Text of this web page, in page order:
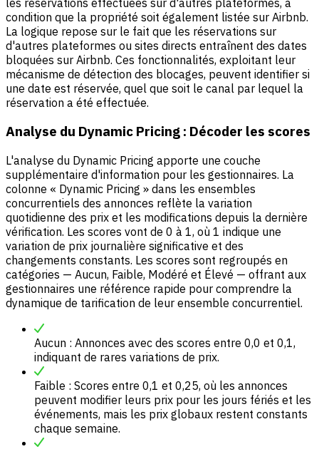
condition que la propriété soit également listée sur Airbnb.
La logique repose sur le fait que les réservations sur
d'autres plateformes ou sites directs entraînent des dates
bloquées sur Airbnb. Ces fonctionnalités, exploitant leur
mécanisme de détection des blocages, peuvent identifier si
une date est réservée, quel que soit le canal par lequel la
réservation a été effectuée.
Analyse du Dynamic Pricing : Décoder les scores
L'analyse du Dynamic Pricing apporte une couche
supplémentaire d'information pour les gestionnaires. La
colonne « Dynamic Pricing » dans les ensembles
concurrentiels des annonces reflète la variation
quotidienne des prix et les modifications depuis la dernière
vérification. Les scores vont de 0 à 1, où 1 indique une
variation de prix journalière significative et des
changements constants. Les scores sont regroupés en
catégories — Aucun, Faible, Modéré et Élevé — offrant aux
gestionnaires une référence rapide pour comprendre la
dynamique de tarification de leur ensemble concurrentiel.
Aucun : Annonces avec des scores entre 0,0 et 0,1,
indiquant de rares variations de prix.
Faible : Scores entre 0,1 et 0,25, où les annonces
peuvent modifier leurs prix pour les jours fériés et les
événements, mais les prix globaux restent constants
chaque semaine.